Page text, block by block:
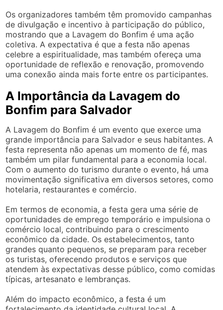
Os organizadores também têm promovido campanhas
de divulgação e incentivo à participação do público,
mostrando que a Lavagem do Bonfim é uma ação
coletiva. A expectativa é que a festa não apenas
celebre a espiritualidade, mas também ofereça uma
oportunidade de reflexão e renovação, promovendo
uma conexão ainda mais forte entre os participantes.
A Importância da Lavagem do
Bonfim para Salvador
A Lavagem do Bonfim é um evento que exerce uma
grande importância para Salvador e seus habitantes. A
festa representa não apenas um momento de fé, mas
também um pilar fundamental para a economia local.
Com o aumento do turismo durante o evento, há uma
movimentação significativa em diversos setores, como
hotelaria, restaurantes e comércio.
Em termos de economia, a festa gera uma série de
oportunidades de emprego temporário e impulsiona o
comércio local, contribuindo para o crescimento
econômico da cidade. Os estabelecimentos, tanto
grandes quanto pequenos, se preparam para receber
os turistas, oferecendo produtos e serviços que
atendem às expectativas desse público, como comidas
típicas, artesanato e lembranças.
Além do impacto econômico, a festa é um